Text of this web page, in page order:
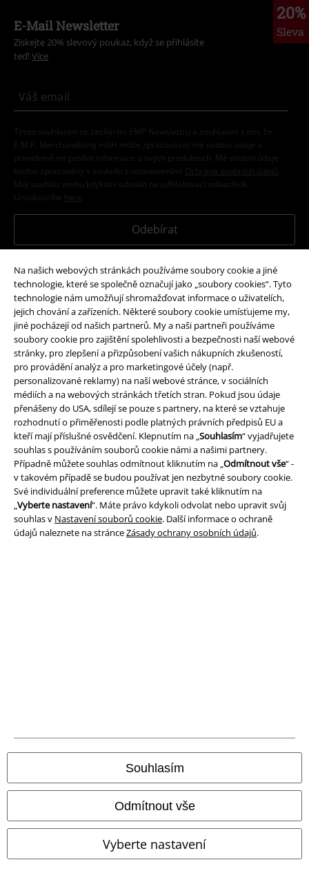
Na našich webových stránkách používáme soubory cookie a jiné
technologie, které se společně označují jako „soubory cookies“. Tyto
technologie nám umožňují shromažďovat informace o uživatelích,
jejich chování a zařízeních. Některé soubory cookie umísťujeme my,
jiné pocházejí od našich partnerů. My a naši partneři používáme
soubory cookie pro zajištění spolehlivosti a bezpečnosti naší webové
stránky, pro zlepšení a přizpůsobení vašich nákupních zkušeností,
pro provádění analýz a pro marketingové účely (např.
personalizované reklamy) na naší webové stránce, v sociálních
médiích a na webových stránkách třetích stran. Pokud jsou údaje
přenášeny do USA, sdílejí se pouze s partnery, na které se vztahuje
rozhodnutí o přiměřenosti podle platných právních předpisů EU a
kteří mají příslušné osvědčení. Klepnutím na „Souhlasím“ vyjadřujete
souhlas s používáním souborů cookie námi a našimi partnery.
Případně můžete souhlas odmítnout kliknutím na „Odmítnout vše“ -
v takovém případě se budou používat jen nezbytné soubory cookie.
Své individuální preference můžete upravit také kliknutím na
„Vyberte nastavení“. Máte právo kdykoli odvolat nebo upravit svůj
souhlas v Nastavení souborů cookie. Další informace o ochraně
údajů naleznete na stránceZásady ochrany osobních údajů.
Souhlasím
Odmítnout vše
Vyberte nastavení
20%
Sleva
E-Mail Newsletter
Získejte 20% slevový poukaz, když se přihlásíte
teď! Více
Tímto souhlasím se zasíláním EMP Newslettru a souhlasím s tím, že
E.M.P. Merchandising mbH může zpracovávat mé osobní údaje a
pravidelně mi posílat informace o svých produktech. Mé osobní údaje
budou zpracovány v souladu s ustanoveními
Ochrana osobních údajů
Můj souhlas mohu kdykoliv odvolat na odhlašovací odkaz/link.
Unsubscribe here
Odebírat
slevovými kódy. Po vložení a potvrzení kódu bude sleva automaticky
odečtena z vašeho nákupního košíku. Nevztahuje se na média, knihy,
vstupenky, dárkové poukazy, produkty: Rammstein, (Till) Lindemann, Die
Ärzte, Die Toten Hosen, Feine Sahne Fischfilet, Broilers, Böhse Onkelz a
zboží, jehož koupí podpoříte nadaci.
Náš zákaznický servis je tu pro vás
Náš zákaznický servis je k dispozici dnes od 09:00 hod do 17:00 hod.
Dozvědět se více
Zahájit chat
Nabídky pro vás
Objednejte si dárkový poukaz